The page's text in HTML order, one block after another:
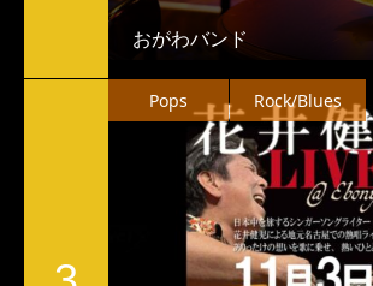
おがわバンド
Pops Rock/Blues